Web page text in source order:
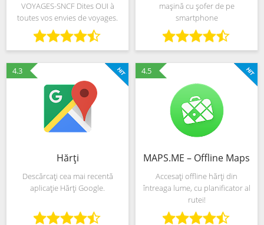
VOYAGES-SNCF Dites OUI à
toutes vos envies de voyages.
Nous vous apportons toujours
plus de clarté, plus
d’accompagnement et plus de
services. Nous gardons tout ce
mașină cu șofer de pe
smartphone
4.3
Hărţi
Descărcaţi cea mai recentă
aplicaţie Hărţi Google.
4.5
MAPS.ME – Offline Maps
Accesați offline hărți din
întreaga lume, cu planificator al
rutei!